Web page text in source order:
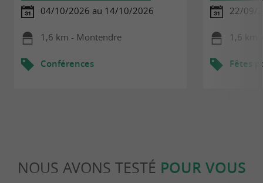
04/10/2026 au 14/10/2026
1,6 km - Montendre
Conférences
22/09/
1,6 km
Fêtes
NOUS AVONS TESTÉ POUR VOUS